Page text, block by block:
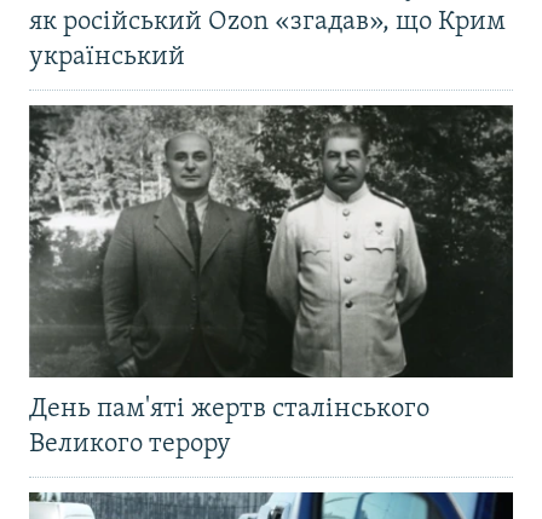
як російський Ozon «згадав», що Крим
український
День пам'яті жертв сталінського
Великого терору